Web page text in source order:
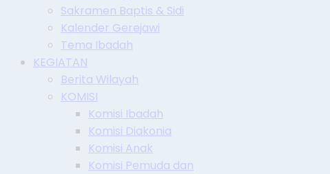
Sakramen Baptis & Sidi
Kalender Gerejawi
Tema Ibadah
KEGIATAN
Berita Wilayah
KOMISI
Komisi Ibadah
Komisi Diakonia
Komisi Anak
Komisi Pemuda dan